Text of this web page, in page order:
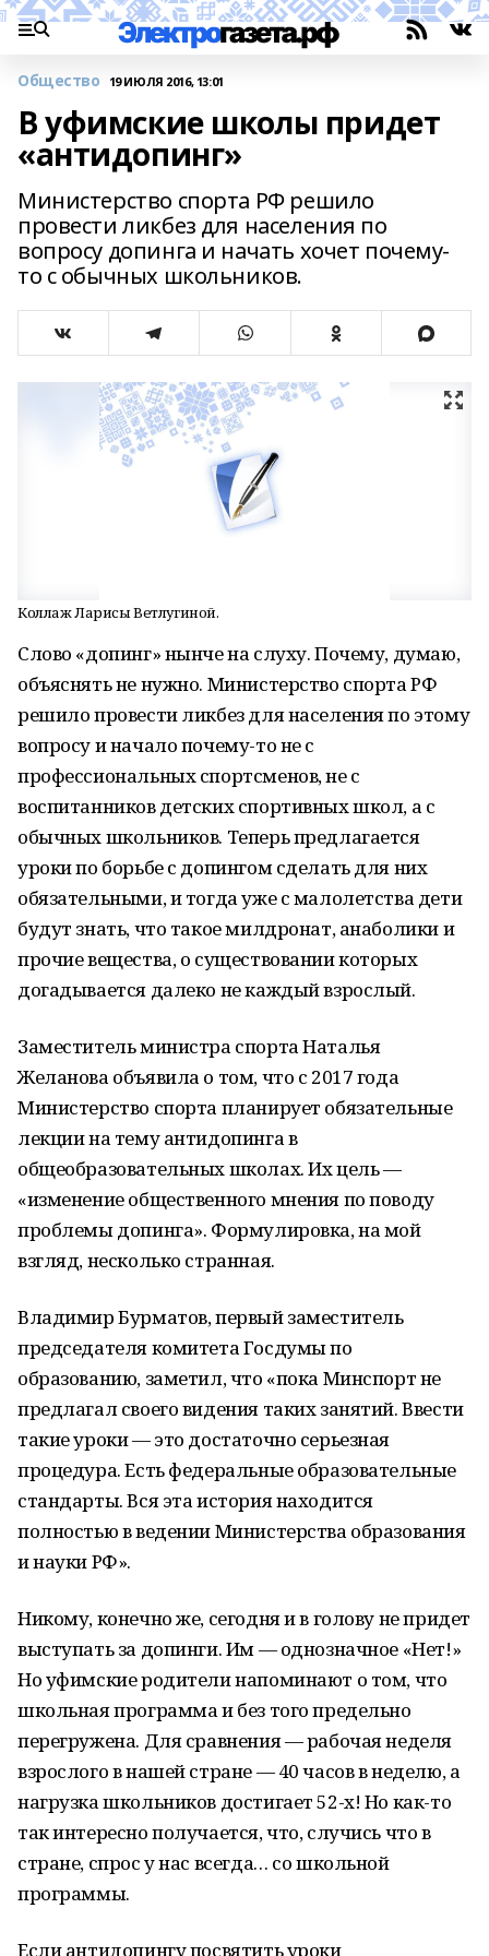
Общество 19 ИЮЛЯ 2016, 13:01
В уфимские школы придет
«антидопинг»
Министерство спорта РФ решило
провести ликбез для населения по
вопросу допинга и начать хочет почему-
то с обычных школьников.
Коллаж Ларисы Ветлугиной.
Слово «допинг» нынче на слуху. Почему, думаю,
объяснять не нужно. Министерство спорта РФ
решило провести ликбез для населения по этому
вопросу и начало почему-то не с
профессиональных спортсменов, не с
воспитанников детских спортивных школ, а с
обычных школьников. Теперь предлагается
уроки по борьбе с допингом сделать для них
обязательными, и тогда уже с малолетства дети
будут знать, что такое милдронат, анаболики и
прочие вещества, о существовании которых
догадывается далеко не каждый взрослый.
Заместитель министра спорта Наталья
Желанова объявила о том, что с 2017 года
Министерство спорта планирует обязательные
лекции на тему антидопинга в
общеобразовательных школах. Их цель —
«изменение общественного мнения по поводу
проблемы допинга». Формулировка, на мой
взгляд, несколько странная.
Владимир Бурматов, первый заместитель
председателя комитета Госдумы по
образованию, заметил, что «пока Минспорт не
предлагал своего видения таких занятий. Ввести
такие уроки — это достаточно серьезная
процедура. Есть федеральные образовательные
стандарты. Вся эта история находится
полностью в ведении Министерства образования
и науки РФ».
Никому, конечно же, сегодня и в голову не придет
выступать за допинги. Им — однозначное «Нет!»
Но уфимские родители напоминают о том, что
школьная программа и без того предельно
перегружена. Для сравнения — рабочая неделя
взрослого в нашей стране — 40 часов в неделю, а
нагрузка школьников достигает 52-х! Но как-то
так интересно получается, что, случись что в
стране, спрос у нас всегда… со школьной
программы.
Если антидопингу посвятить уроки